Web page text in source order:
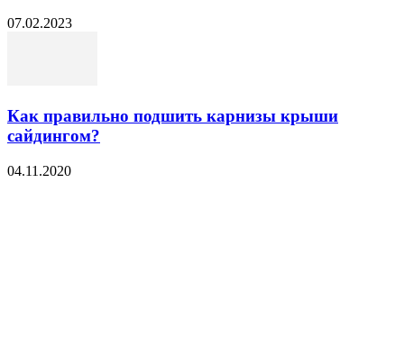
07.02.2023
Как правильно подшить карнизы крыши
сайдингом?
04.11.2020